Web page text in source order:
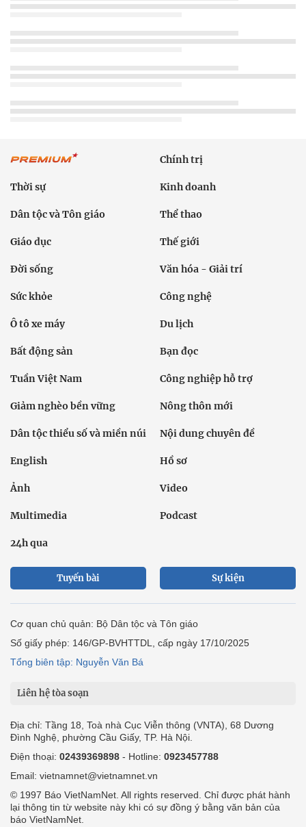
Chính trị
Thời sự Kinh doanh
Dân tộc và Tôn giáo Thể thao
Giáo dục Thế giới
Đời sống Văn hóa - Giải trí
Sức khỏe Công nghệ
Ô tô xe máy Du lịch
Bất động sản Bạn đọc
Tuần Việt Nam Công nghiệp hỗ trợ
Giảm nghèo bền vững Nông thôn mới
Dân tộc thiểu số và miền núi Nội dung chuyên đề
English Hồ sơ
Ảnh Video
Multimedia Podcast
24h qua
Tuyến bài Sự kiện
Cơ quan chủ quản: Bộ Dân tộc và Tôn giáo
Số giấy phép: 146/GP-BVHTTDL, cấp ngày 17/10/2025
Tổng biên tập: Nguyễn Văn Bá
Liên hệ tòa soạn
Địa chỉ: Tầng 18, Toà nhà Cục Viễn thông (VNTA), 68 Dương
Đình Nghệ, phường Cầu Giấy, TP. Hà Nội.
Điện thoại: 02439369898 - Hotline: 0923457788
Email: vietnamnet@vietnamnet.vn
© 1997 Báo VietNamNet. All rights reserved. Chỉ được phát hành
lại thông tin từ website này khi có sự đồng ý bằng văn bản của
báo VietNamNet.